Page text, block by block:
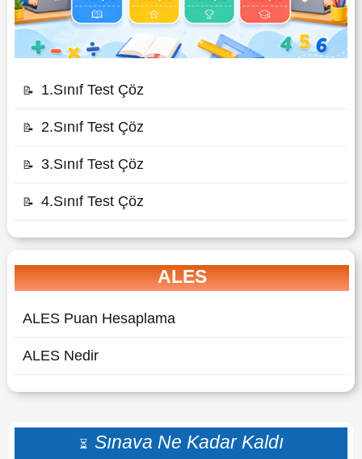
📝 1.Sınıf Test Çöz
📝 2.Sınıf Test Çöz
📝 3.Sınıf Test Çöz
📝 4.Sınıf Test Çöz
ALES
ALES Puan Hesaplama
ALES Nedir
⏳ Sınava Ne Kadar Kaldı